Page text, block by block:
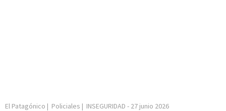
El Patagónico | Policiales | INSEGURIDAD - 27 junio 2026